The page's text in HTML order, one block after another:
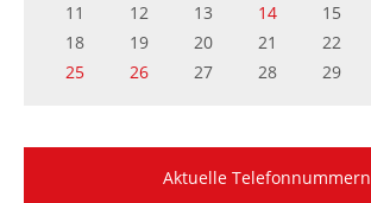
11
12 13 14 15
18
19 20 21 22
25
26 27 28 29
Aktuelle Telefonnummern